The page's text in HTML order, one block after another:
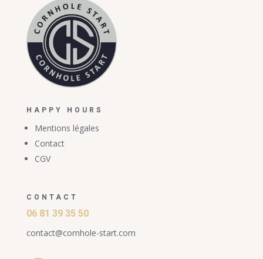
HAPPY HOURS
Mentions légales
Contact
CGV
CONTACT
06 81 39 35 50
contact@cornhole-start.com